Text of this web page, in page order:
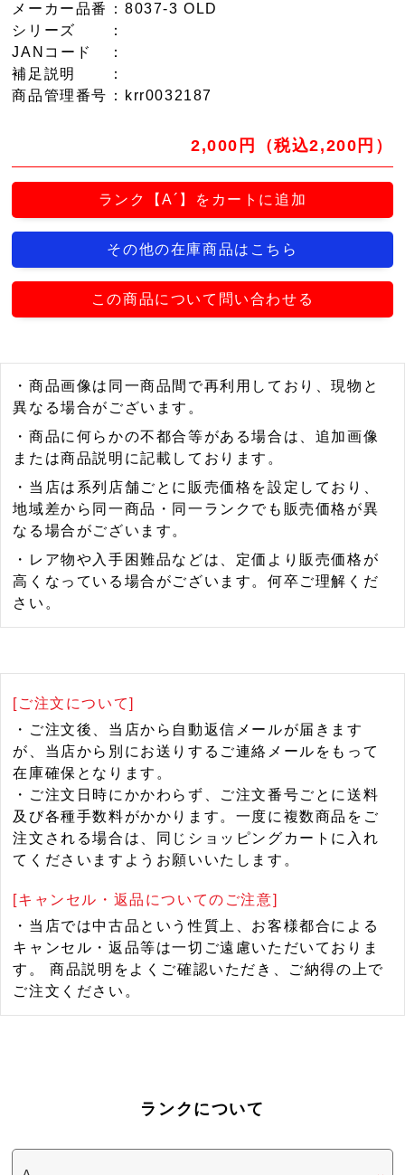
メーカー品番
：8037-3 OLD
シリーズ
：
JANコード
：
補足説明
：
商品管理番号 ：krr0032187
2,000円（税込2,200円）
ランク【A´】をカートに追加
その他の在庫商品はこちら
この商品について問い合わせる
・商品画像は同一商品間で再利用しており、現物と
異なる場合がございます。
・商品に何らかの不都合等がある場合は、追加画像
または商品説明に記載しております。
・当店は系列店舗ごとに販売価格を設定しており、
地域差から同一商品・同一ランクでも販売価格が異
なる場合がございます。
・レア物や入手困難品などは、定価より販売価格が
高くなっている場合がございます。何卒ご理解くだ
さい。
[ご注文について]
・ご注文後、当店から自動返信メールが届きます
が、当店から別にお送りするご連絡メールをもって
在庫確保となります。
・ご注文日時にかかわらず、ご注文番号ごとに送料
及び各種手数料がかかります。一度に複数商品をご
注文される場合は、同じショッピングカートに入れ
てくださいますようお願いいたします。
[キャンセル・返品についてのご注意]
・当店では中古品という性質上、お客様都合による
キャンセル・返品等は一切ご遠慮いただいておりま
す。 商品説明をよくご確認いただき、ご納得の上で
ご注文ください。
ランクについて